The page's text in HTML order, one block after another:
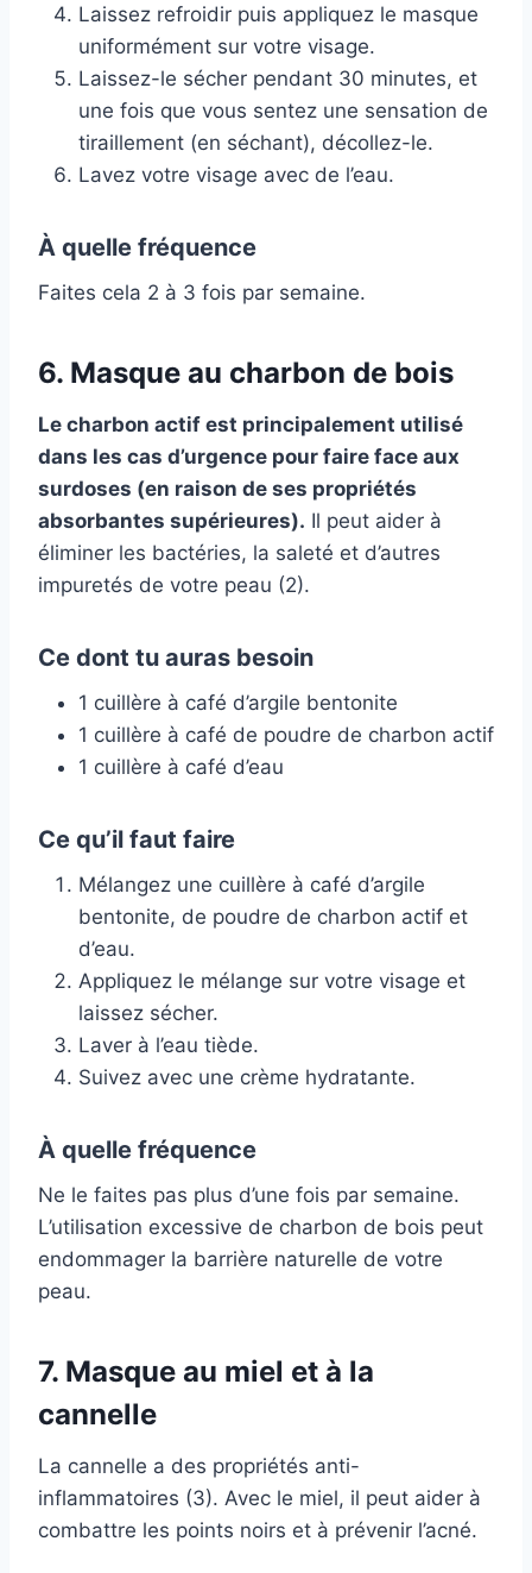
Laissez refroidir puis appliquez le masque
uniformément sur votre visage.
Laissez-le sécher pendant 30 minutes, et
une fois que vous sentez une sensation de
tiraillement (en séchant), décollez-le.
Lavez votre visage avec de l’eau.
À quelle fréquence
Faites cela 2 à 3 fois par semaine.
6. Masque au charbon de bois
Le charbon actif est principalement utilisé
dans les cas d’urgence pour faire face aux
surdoses (en raison de ses propriétés
absorbantes supérieures). Il peut aider à
éliminer les bactéries, la saleté et d’autres
impuretés de votre peau (2).
Ce dont tu auras besoin
1 cuillère à café d’argile bentonite
1 cuillère à café de poudre de charbon actif
1 cuillère à café d’eau
Ce qu’il faut faire
Mélangez une cuillère à café d’argile
bentonite, de poudre de charbon actif et
d’eau.
Appliquez le mélange sur votre visage et
laissez sécher.
Laver à l’eau tiède.
Suivez avec une crème hydratante.
À quelle fréquence
Ne le faites pas plus d’une fois par semaine.
L’utilisation excessive de charbon de bois peut
endommager la barrière naturelle de votre
peau.
7. Masque au miel et à la
cannelle
La cannelle a des propriétés anti-
inflammatoires (3). Avec le miel, il peut aider à
combattre les points noirs et à prévenir l’acné.